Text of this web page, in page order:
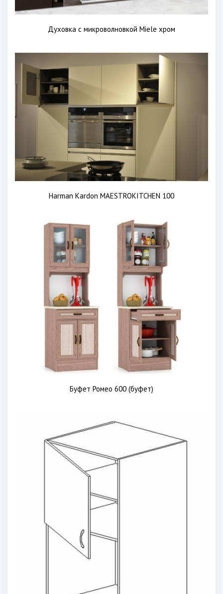
Духовка с микроволновкой Miele хром
Harman Kardon MAESTROKITCHEN 100
Буфет Ромео 600 (буфет)